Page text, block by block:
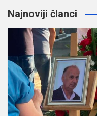
Najnoviji članci